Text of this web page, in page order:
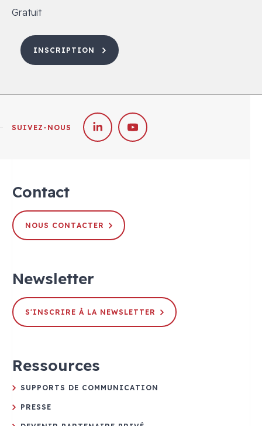
Gratuit
INSCRIPTION
SUIVEZ-NOUS
Contact
NOUS CONTACTER
Newsletter
S'INSCRIRE À LA NEWSLETTER
Ressources
SUPPORTS DE COMMUNICATION
PRESSE